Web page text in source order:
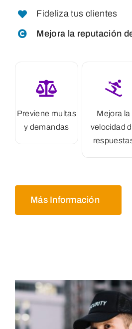
Fideliza tus clientes
Mejora la reputación
Previene multas
y demandas
Mejora la
velocidad
Más Información